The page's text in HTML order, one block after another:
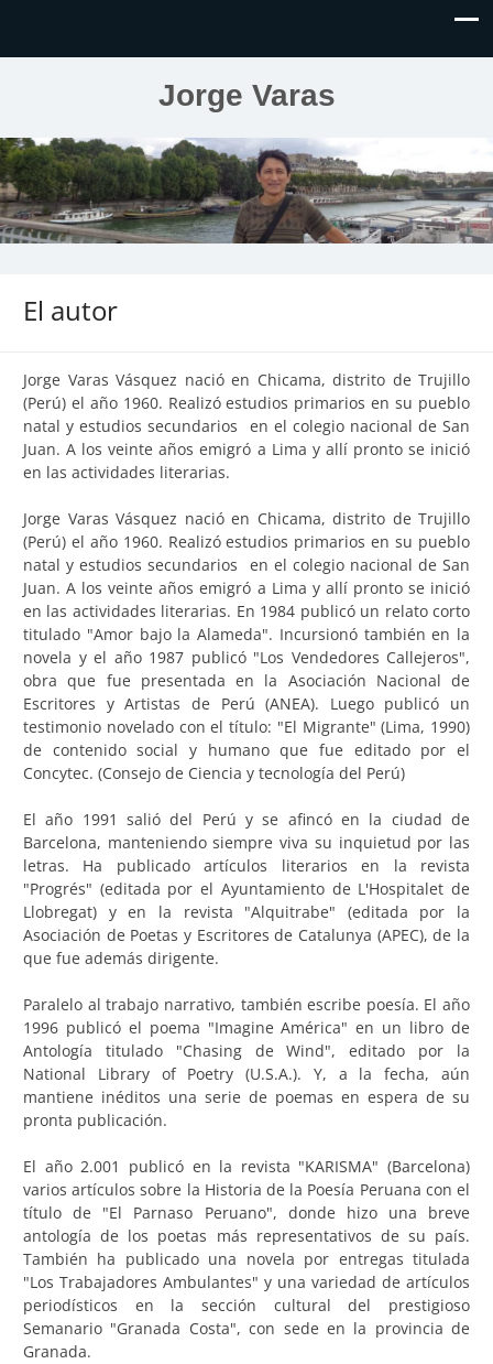
Jorge Varas
El autor
Jorge Varas Vásquez nació en Chicama, distrito de Trujillo
(Perú) el año 1960. Realizó estudios primarios en su pueblo
natal y estudios secundarios en el colegio nacional de San
Juan. A los veinte años emigró a Lima y allí pronto se inició
en las actividades literarias.
Jorge Varas Vásquez nació en Chicama, distrito de Trujillo
(Perú) el año 1960. Realizó estudios primarios en su pueblo
natal y estudios secundarios en el colegio nacional de San
Juan. A los veinte años emigró a Lima y allí pronto se inició
en las actividades literarias. En 1984 publicó un relato corto
titulado "Amor bajo la Alameda". Incursionó también en la
novela y el año 1987 publicó "Los Vendedores Callejeros",
obra que fue presentada en la Asociación Nacional de
Escritores y Artistas de Perú (ANEA). Luego publicó un
testimonio novelado con el título: "El Migrante" (Lima, 1990)
de contenido social y humano que fue editado por el
Concytec. (Consejo de Ciencia y tecnología del Perú)
El año 1991 salió del Perú y se afincó en la ciudad de
Barcelona, manteniendo siempre viva su inquietud por las
letras. Ha publicado artículos literarios en la revista
"Progrés" (editada por el Ayuntamiento de L'Hospitalet de
Llobregat) y en la revista "Alquitrabe" (editada por la
Asociación de Poetas y Escritores de Catalunya (APEC), de la
que fue además dirigente.
Paralelo al trabajo narrativo, también escribe poesía. El año
1996 publicó el poema "Imagine América" en un libro de
Antología titulado "Chasing de Wind", editado por la
National Library of Poetry (U.S.A.). Y, a la fecha, aún
mantiene inéditos una serie de poemas en espera de su
pronta publicación.
El año 2.001 publicó en la revista "KARISMA" (Barcelona)
varios artículos sobre la Historia de la Poesía Peruana con el
título de "El Parnaso Peruano", donde hizo una breve
antología de los poetas más representativos de su país.
También ha publicado una novela por entregas titulada
"Los Trabajadores Ambulantes" y una variedad de artículos
periodísticos en la sección cultural del prestigioso
Semanario "Granada Costa", con sede en la provincia de
Granada.